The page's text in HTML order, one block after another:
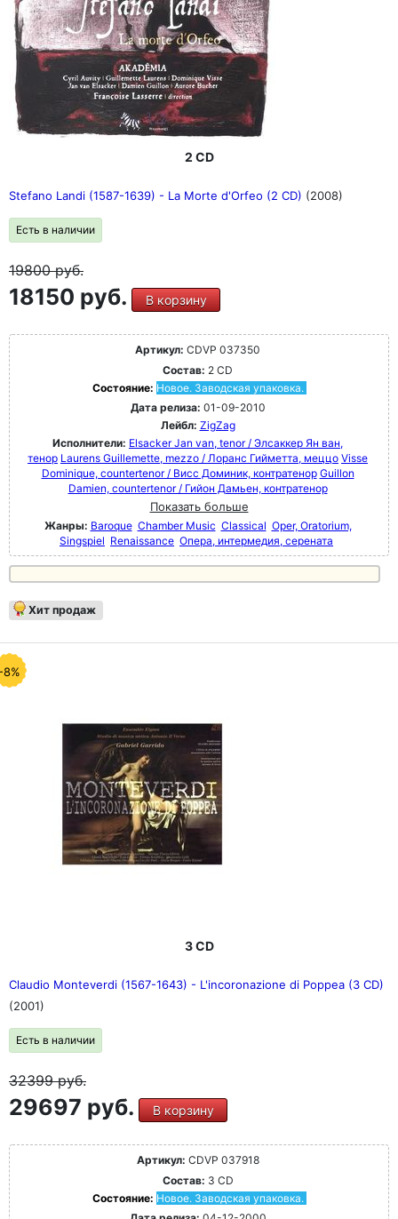
2 CD
Stefano Landi (1587-1639) - La Morte d'Orfeo (2 CD) (2008)
Есть в наличии
19800руб.
18150 руб. В корзину
Артикул: CDVP 037350
Состав: 2 CD
Состояние: Новое. Заводская упаковка.
Дата релиза: 01-09-2010
Лейбл: ZigZag
Исполнители: Elsacker Jan van, tenor / Элсаккер Ян ван,
тенор Laurens Guillemette, mezzo / Лоранс Гийметта, меццо Visse
Dominique, countertenor / Висс Доминик, контратенор Guillon
Damien, countertenor / Гийон Дамьен, контратенор
Показать больше
Жанры: Baroque Chamber Music Classical Oper, Oratorium,
Singspiel Renaissance Опера, интермедия, серената
Хит продаж
8%
3 CD
Claudio Monteverdi (1567-1643) - L'incoronazione di Poppea (3 CD)
(2001)
Есть в наличии
32399руб.
29697 руб. В корзину
Артикул: CDVP 037918
Состав: 3 CD
Состояние: Новое. Заводская упаковка.